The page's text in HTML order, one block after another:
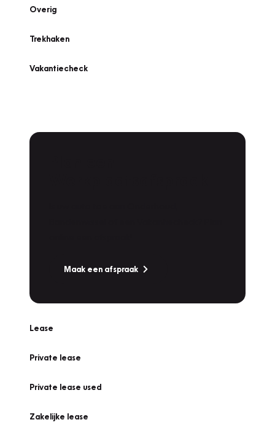
Overig
Trekhaken
Vakantiecheck
Maak een afspraak
Lease
Private lease
Private lease used
Zakelijke lease